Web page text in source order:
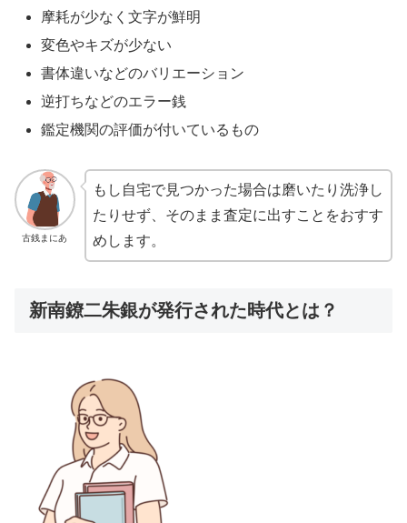
摩耗が少なく文字が鮮明
変色やキズが少ない
書体違いなどのバリエーション
逆打ちなどのエラー銭
鑑定機関の評価が付いているもの
古銭まにあ
もし自宅で見つかった場合は磨いたり洗浄し
たりせず、そのまま査定に出すことをおすす
めします。
新南鐐二朱銀が発行された時代とは？